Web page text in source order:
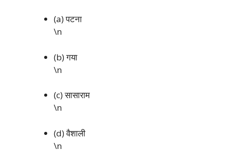
(a) पटना
\n
(b) गया
\n
(c) सासाराम
\n
(d) वैशाली
\n